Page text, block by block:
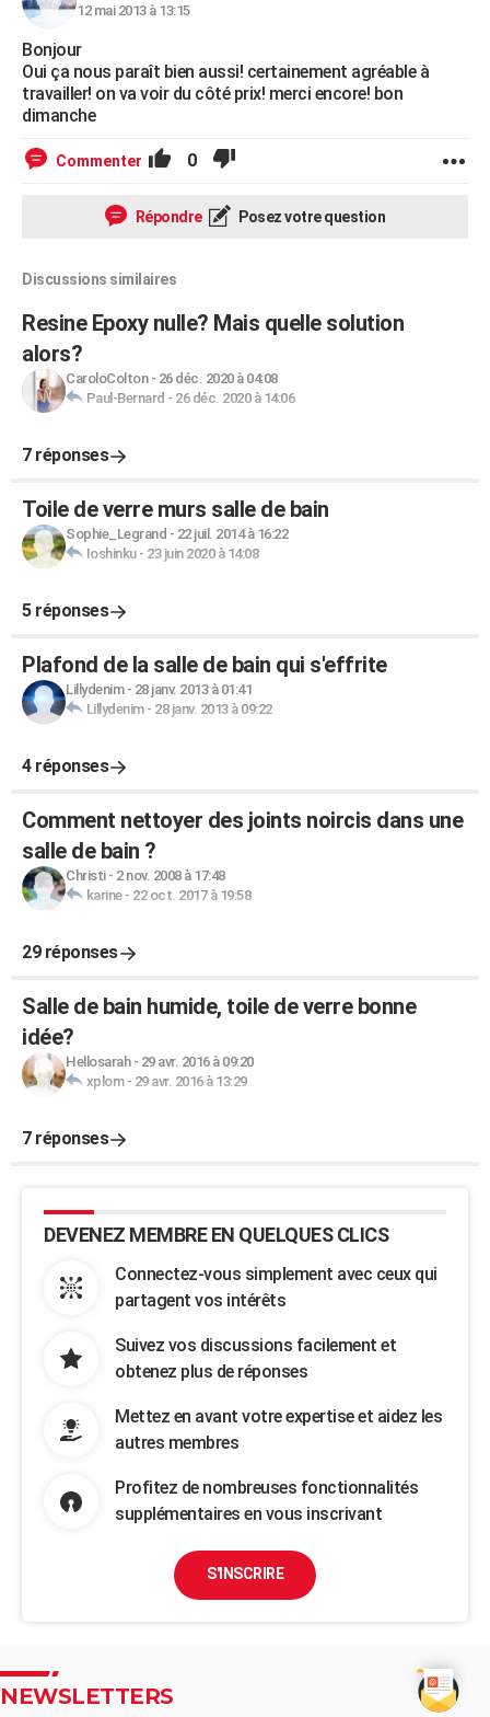
12 mai 2013 à 13:15
Bonjour
Oui ça nous paraît bien aussi! certainement agréable à
travailler! on va voir du côté prix! merci encore! bon
dimanche
Commenter 0
Répondre Posez votre question
Discussions similaires
Resine Epoxy nulle? Mais quelle solution
alors?
CaroloColton- 26 déc. 2020 à 04:08
Paul-Bernard - 26 déc. 2020 à 14:06
7 réponses
Toile de verre murs salle de bain
Sophie_Legrand - 22 juil. 2014 à 16:22
Ioshinku- 23 juin 2020 à 14:08
5 réponses
Plafond de la salle de bain qui s'effrite
Lillydenim- 28 janv. 2013 à 01:41
Lillydenim- 28 janv. 2013 à 09:22
4 réponses
Comment nettoyer des joints noircis dans une
salle de bain ?
Christi- 2 nov. 2008 à 17:48
karine- 22 oct. 2017 à 19:58
29 réponses
Salle de bain humide, toile de verre bonne
idée?
Hellosarah- 29 avr. 2016 à 09:20
xplom- 29 avr. 2016 à 13:29
7 réponses
DEVENEZ MEMBRE EN QUELQUES CLICS
Connectez-vous simplement avec ceux qui
partagent vos intérêts
Suivez vos discussions facilement et
obtenez plus de réponses
Mettez en avant votre expertise et aidez les
autres membres
Profitez de nombreuses fonctionnalités
supplémentaires en vous inscrivant
S'INSCRIRE
NEWSLETTERS